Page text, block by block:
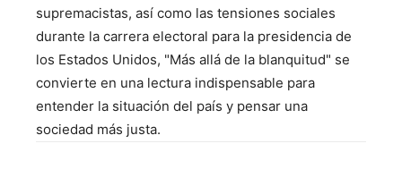
supremacistas, así como las tensiones sociales
durante la carrera electoral para la presidencia de
los Estados Unidos, "Más allá de la blanquitud" se
convierte en una lectura indispensable para
entender la situación del país y pensar una
sociedad más justa.